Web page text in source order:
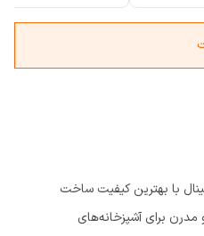
با بهترین کیفیت ساخت
برای آشپزخانه‌های